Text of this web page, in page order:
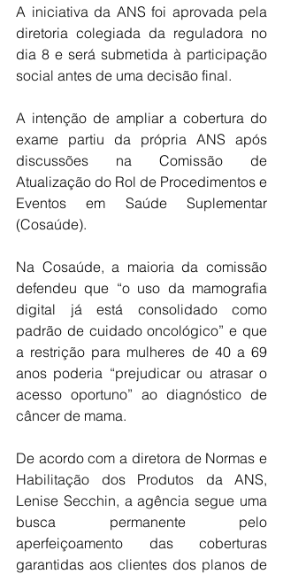
A iniciativa da ANS foi aprovada pela
diretoria colegiada da reguladora no
dia 8 e será submetida à participação
social antes de uma decisão final.
A intenção de ampliar a cobertura do
exame partiu da própria ANS após
discussões na Comissão de
Atualização do Rol de Procedimentos e
Eventos em Saúde Suplementar
(Cosaúde).
Na Cosaúde, a maioria da comissão
defendeu que “o uso da mamografia
digital já está consolidado como
padrão de cuidado oncológico” e que
a restrição para mulheres de 40 a 69
anos poderia “prejudicar ou atrasar o
acesso oportuno” ao diagnóstico de
câncer de mama.
De acordo com a diretora de Normas e
Habilitação dos Produtos da ANS,
Lenise Secchin, a agência segue uma
busca permanente pelo
aperfeiçoamento das coberturas
garantidas aos clientes dos planos de